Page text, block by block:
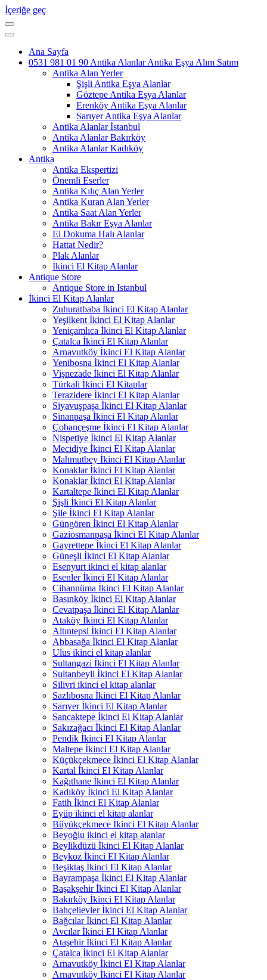
İçeriğe geç
Ana Sayfa
0531 981 01 90 Antika Alanlar Antika Eşya Alım Satım
Antika Alan Yerler
Şişli Antika Eşya Alanlar
Göztepe Antika Eşya Alanlar
Erenköy Antika Eşya Alanlar
Sarıyer Antika Eşya Alanlar
Antika Alanlar İstanbul
Antika Alanlar Bakırköy
Antika Alanlar Kadıköy
Antika
Antika Ekspertizi
Önemli Eserler
Antika Kılıç Alan Yerler
Antika Kuran Alan Yerler
Antika Saat Alan Yerler
Antika Bakır Eşya Alanlar
El Dokuma Halı Alanlar
Hattat Nedir?
Plak Alanlar
İkinci El Kitap Alanlar
Antique Store
Antique Store in Istanbul
İkinci El Kitap Alanlar
Zuhuratbaba İkinci El Kitap Alanlar
Yeşilkent İkinci El Kitap Alanlar
Yeniçamlıca İkinci El Kitap Alanlar
Çatalca İkinci El Kitap Alanlar
Arnavutköy İkinci El Kitap Alanlar
Yenibosna İkinci El Kitap Alanlar
Vişnezade İkinci El Kitap Alanlar
Türkali İkinci El Kitaplar
Terazidere İkinci El Kitap Alanlar
Siyavuşpaşa İkinci El Kitap Alanlar
Sinanpaşa İkinci El Kitap Alanlar
Çobançeşme İkinci El Kitap Alanlar
Nispetiye İkinci El Kitap Alanlar
Mecidiye İkinci El Kitap Alanlar
Mahmutbey İkinci El Kitap Alanlar
Konaklar İkinci El Kitap Alanlar
Konaklar İkinci El Kitap Alanlar
Kartaltepe İkinci El Kitap Alanlar
Şişli İkinci El Kitap Alanlar
Şile İkinci El Kitap Alanlar
Güngören İkinci El Kitap Alanlar
Gaziosmanpaşa İkinci El Kitap Alanlar
Gayrettepe İkinci El Kitap Alanlar
Güneşli İkinci El Kitap Alanlar
Esenyurt ikinci el kitap alanlar
Esenler İkinci El Kitap Alanlar
Cihannüma İkinci El Kitap Alanlar
Basınköy İkinci El Kitap Alanlar
Cevatpaşa İkinci El Kitap Alanlar
Ataköy İkinci El Kitap Alanlar
Altıntepsi İkinci El Kitap Alanlar
Abbasağa İkinci El Kitap Alanlar
Ulus ikinci el kitap alanlar
Sultangazi İkinci El Kitap Alanlar
Sultanbeyli İkinci El Kitap Alanlar
Silivri ikinci el kitap alanlar
Sazlıbosna İkinci El Kitap Alanlar
Sarıyer İkinci El Kitap Alanlar
Sancaktepe İkinci El Kitap Alanlar
Sakızağacı İkinci El Kitap Alanlar
Pendik İkinci El Kitap Alanlar
Maltepe İkinci El Kitap Alanlar
Küçükçekmece İkinci El Kitap Alanlar
Kartal İkinci El Kitap Alanlar
Kağıthane İkinci El Kitap Alanlar
Kadıköy İkinci El Kitap Alanlar
Fatih İkinci El Kitap Alanlar
Eyüp ikinci el kitap alanlar
Büyükçekmece İkinci El Kitap Alanlar
Beyoğlu ikinci el kitap alanlar
Beylikdüzü İkinci El Kitap Alanlar
Beykoz İkinci El Kitap Alanlar
Beşiktaş İkinci El Kitap Alanlar
Bayrampaşa İkinci El Kitap Alanlar
Başakşehir İkinci El Kitap Alanlar
Bakırköy İkinci El Kitap Alanlar
Bahçelievler İkinci El Kitap Alanlar
Bağcılar İkinci El Kitap Alanlar
Avcılar İkinci El Kitap Alanlar
Ataşehir İkinci El Kitap Alanlar
Çatalca İkinci El Kitap Alanlar
Arnavutköy İkinci El Kitap Alanlar
Arnavutköy İkinci El Kitap Alanlar